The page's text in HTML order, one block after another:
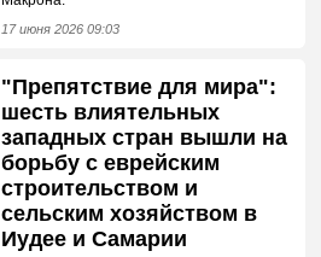
17 июня 2026 09:03
"Препятствие для мира":
шесть влиятельных
западных стран вышли на
борьбу с еврейским
строительством и
сельским хозяйством в
Иудее и Самарии